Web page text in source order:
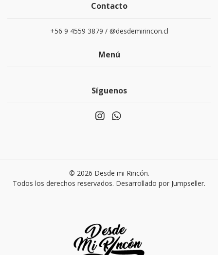
Contacto
+56 9 4559 3879 / @desdemirincon.cl
Menú
Síguenos
© 2026 Desde mi Rincón.
Todos los derechos reservados. Desarrollado por Jumpseller.